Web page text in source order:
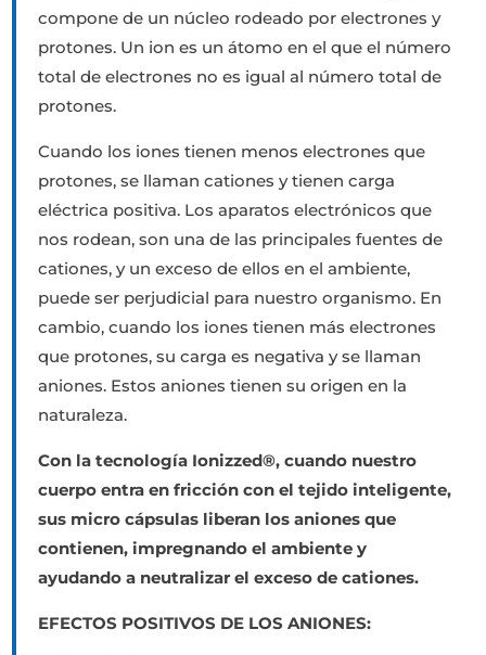
compone de un núcleo rodeado por electrones y
protones. Un ion es un átomo en el que el número
total de electrones no es igual al número total de
protones.
Cuando los iones tienen menos electrones que
protones, se llaman cationes y tienen carga
eléctrica positiva. Los aparatos electrónicos que
nos rodean, son una de las principales fuentes de
cationes, y un exceso de ellos en el ambiente,
puede ser perjudicial para nuestro organismo. En
cambio, cuando los iones tienen más electrones
que protones, su carga es negativa y se llaman
aniones. Estos aniones tienen su origen en la
naturaleza.
Con la tecnología Ionizzed®, cuando nuestro
cuerpo entra en fricción con el tejido inteligente,
sus micro cápsulas liberan los aniones que
contienen, impregnando el ambiente y
ayudando a neutralizar el exceso de cationes.
EFECTOS POSITIVOS DE LOS ANIONES: